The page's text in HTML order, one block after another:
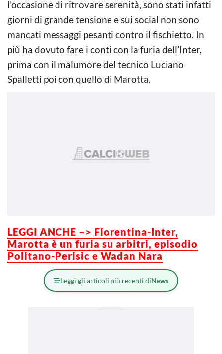
l’occasione di ritrovare serenità, sono stati infatti
giorni di grande tensione e sui social non sono
mancati messaggi pesanti contro il fischietto. In
più ha dovuto fare i conti con la furia dell’Inter,
prima con il malumore del tecnico Luciano
Spalletti poi con quello di Marotta.
LEGGI ANCHE –> Fiorentina-Inter,
Marotta è un furia su arbitri, episodio
Politano-Perisic e Wadan Nara
Leggi gli articoli più recenti diNews